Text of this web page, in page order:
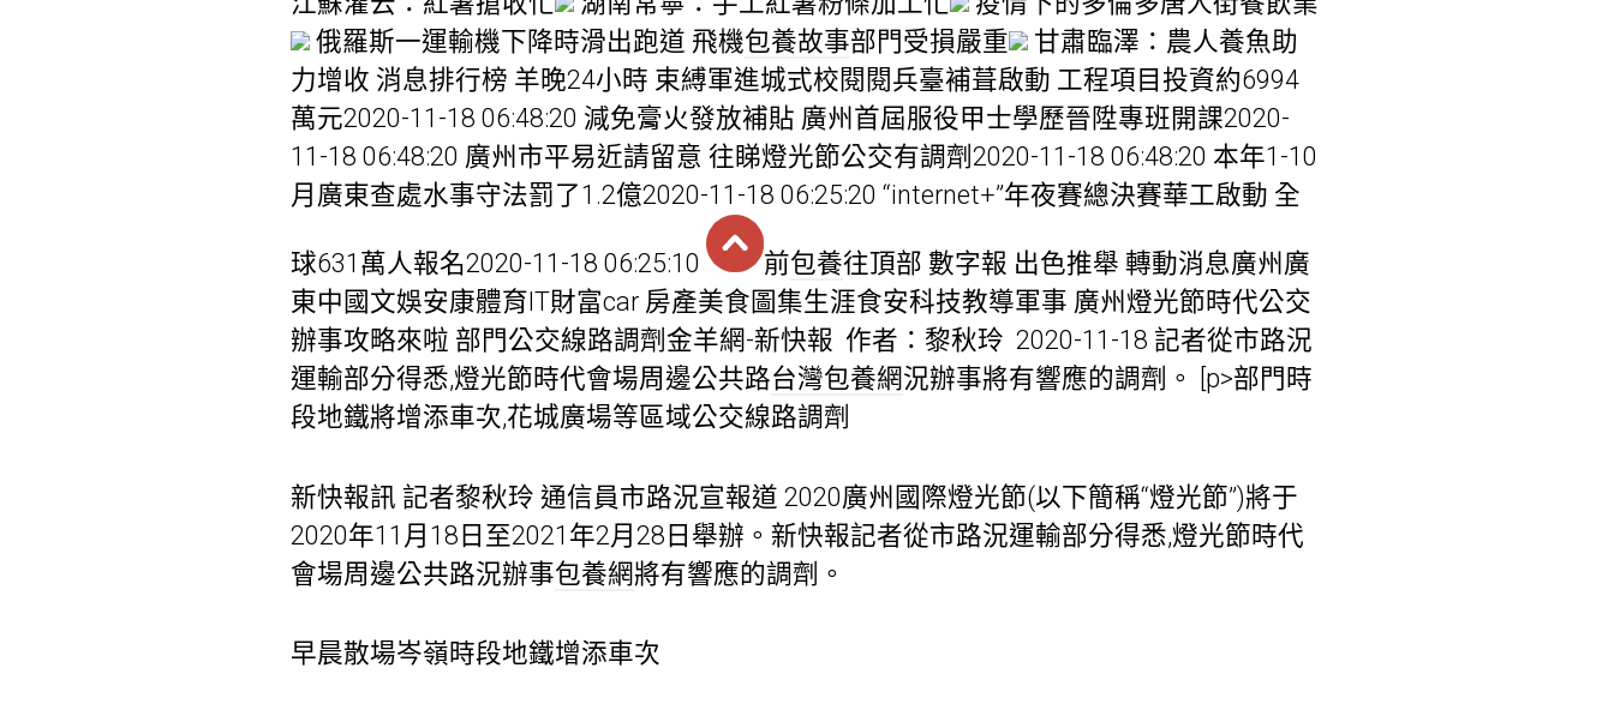
俄羅斯一運輸機下降時滑出跑道 飛機包養故事部門受損嚴重
甘肅臨澤：農人養魚助
力增收 消息排行榜 羊晚24小時 束縛軍進城式校閱閱兵臺補葺啟動 工程項目投資約6994
萬元2020-11-18 06:48:20 減免膏火發放補貼 廣州首屆服役甲士學歷晉陞專班開課2020-
11-18 06:48:20 廣州市平易近請留意 往睇燈光節公交有調劑2020-11-18 06:48:20 本年1-10
月廣東查處水事守法罰了1.2億2020-11-18 06:25:20 “internet+”年夜賽總決賽華工啟動 全
球631萬人報名2020-11-18 06:25:10 前包養往頂部 數字報 出色推舉 轉動消息廣州廣
東中國文娛安康體育IT財富car 房產美食圖集生涯食安科技教導軍事 廣州燈光節時代公交
辦事攻略來啦 部門公交線路調劑金羊網-新快報 作者：黎秋玲 2020-11-18 記者從市路況
運輸部分得悉,燈光節時代會場周邊公共路台灣包養網況辦事將有響應的調劑。 [p>部門時
段地鐵將增添車次,花城廣場等區域公交線路調劑
新快報訊 記者黎秋玲 通信員市路況宣報道 2020廣州國際燈光節(以下簡稱“燈光節”)將于
2020年11月18日至2021年2月28日舉辦。新快報記者從市路況運輸部分得悉,燈光節時代
會場周邊公共路況辦事包養網將有響應的調劑。
早晨散場岑嶺時段地鐵增添車次